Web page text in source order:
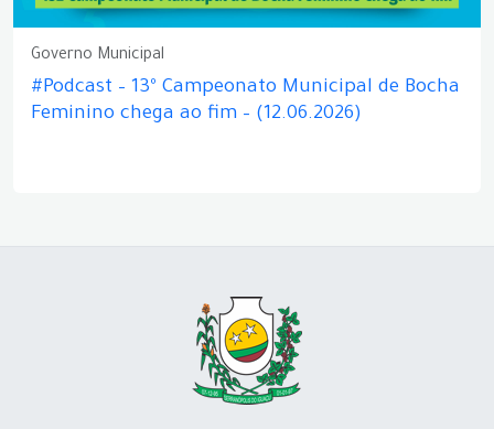
Governo Municipal
#Podcast – 13º Campeonato Municipal de Bocha
Feminino chega ao fim – (12.06.2026)